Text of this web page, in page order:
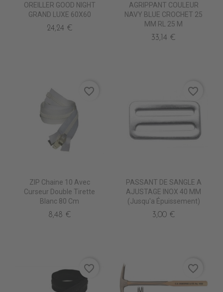
OREILLER GOOD NIGHT
GRAND LUXE 60X60
24,24 €
AGRIPPANT COULEUR
NAVY BLUE CROCHET 25
MM RL 25 M
33,14 €
ZIP Chaine 10 Avec
Curseur Double Tirette
Blanc 80 Cm
8,48 €
favorite_border
PASSANT DE SANGLE A
AJUSTAGE INOX 40 MM
(jusqu'a Épuissement)
3,00 €
favorite_border
favorite_border favorite_border